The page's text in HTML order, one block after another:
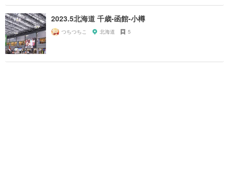
2023.5北海道 千歳-函館-小樽
つちつちこ 北海道 5